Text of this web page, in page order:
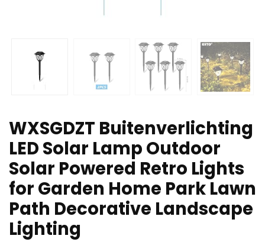
WXSGDZT Buitenverlichting
LED Solar Lamp Outdoor
Solar Powered Retro Lights
for Garden Home Park Lawn
Path Decorative Landscape
Lighting